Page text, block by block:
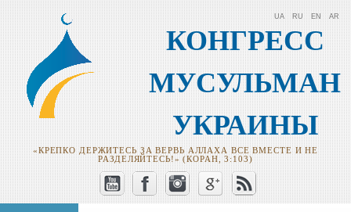
КОНГРЕСС
МУСУЛЬМАН
УКРАИНЫ
«КРЕПКО ДЕРЖИТЕСЬ ЗА ВЕРВЬ АЛЛАХА ВСЕ ВМЕСТЕ И НЕ
РАЗДЕЛЯЙТЕСЬ!» (КОРАН, 3:103)
UA RU EN AR